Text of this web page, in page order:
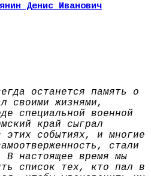
Денис Иванович
останется память о
своими жизнями,
специальной военной
край сыграл
этих событиях, и многие
стали
В настоящее время мы
список тех, кто пал в